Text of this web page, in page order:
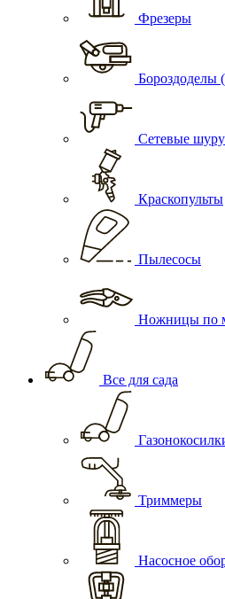
Фрезеры
Бороздоделы
Сетевые
Краскопульты
Пылесосы
Ножницы по
Все для сада
Триммеры
Насосное